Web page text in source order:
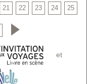
21 22 23 24 25
et